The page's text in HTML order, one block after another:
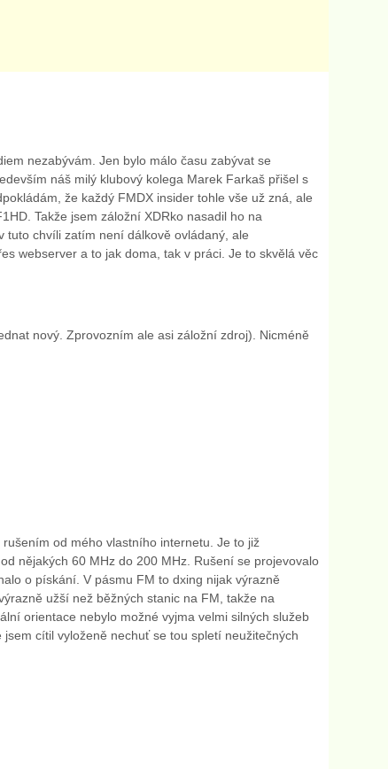
nezabývám. Jen bylo málo času zabývat se
náš milý klubový kolega Marek Farkaš přišel s
že každý FMDX insider tohle vše už zná, ale
Takže jsem záložní XDRko nasadil ho na
tuto chvíli zatím není dálkově ovládaný, ale
webserver a to jak doma, tak v práci. Je to skvělá věc
nový. Zprovozním ale asi záložní zdroj). Nicméně
od mého vlastního internetu. Je to již
nějakých 60 MHz do 200 MHz. Rušení se projevovalo
o pískání. V pásmu FM to dxing nijak výrazně
užší než běžných stanic na FM, takže na
orientace nebylo možné vyjma velmi silných služeb
cítil vyloženě nechuť se tou spletí neužitečných